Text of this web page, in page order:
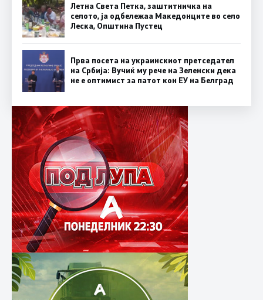
Летна Света Петка, заштитничка на
селото, ја одбележаа Македонците во село
Леска, Општина Пустец
Прва посета на украинскиот претседател
на Србија: Вучиќ му рече на Зеленски дека
не е оптимист за патот кон ЕУ на Белград